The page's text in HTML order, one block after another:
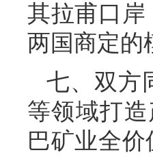
其拉甫口岸
两国商定的
七、双方
等领域打
巴矿业全